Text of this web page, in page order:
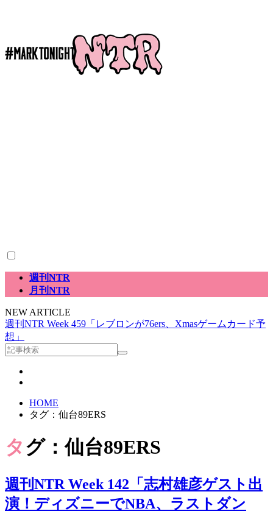
週刊NTR
月刊NTR
NEW ARTICLE
週刊NTR Week 459「レブロンが76ers、Xmasゲームカード予
想」
HOME
タグ：仙台89ERS
タグ：仙台89ERS
週刊NTR Week 142「志村雄彦ゲスト出
演！ディズニーでNBA、ラストダン